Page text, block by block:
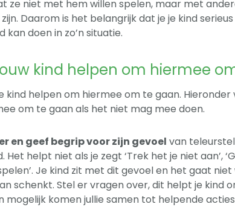
ze niet met hem willen spelen, maar met
Daarom is het belangrijk dat je je kind
kan doen in zo’n situatie.
kind helpen om hiermee
kind helpen om hiermee om te gaan. Hieronder
om te gaan als het niet mag mee doen.
en geef begrip voor zijn gevoel van
Het helpt niet als je zegt ‘Trek het je niet aan’,
Je kind zit met dit gevoel en het gaat
schenkt. Stel er vragen over, dit helpt je kind
mogelijk komen jullie samen tot helpende